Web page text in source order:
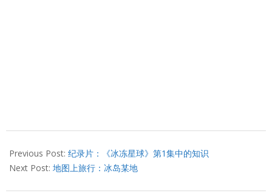
03-
12
Previous Post: 纪录片：《冰冻星球》第1集中的知识
Next Post: 地图上旅行：冰岛某地